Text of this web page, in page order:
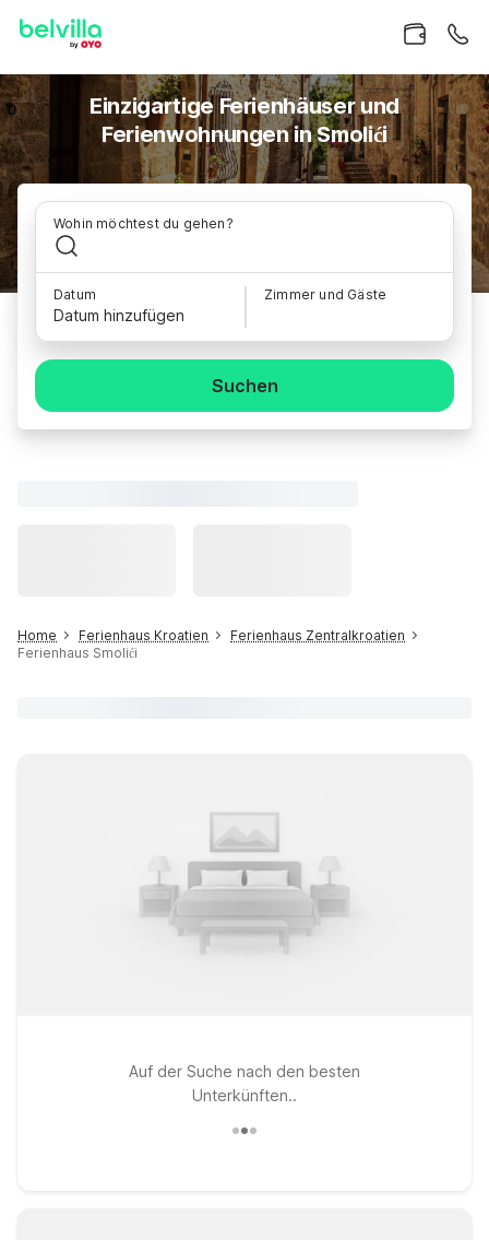
Einzigartige Ferienhäuser und
Ferienwohnungen in Smolići
Wohin möchtest du gehen?
Datum
Datum hinzufügen
Zimmer und Gäste
Suchen
Home Ferienhaus Kroatien
Ferienhaus Zentralkroatien
Ferienhaus Smolići
Auf der Suche nach den besten
Unterkünften..